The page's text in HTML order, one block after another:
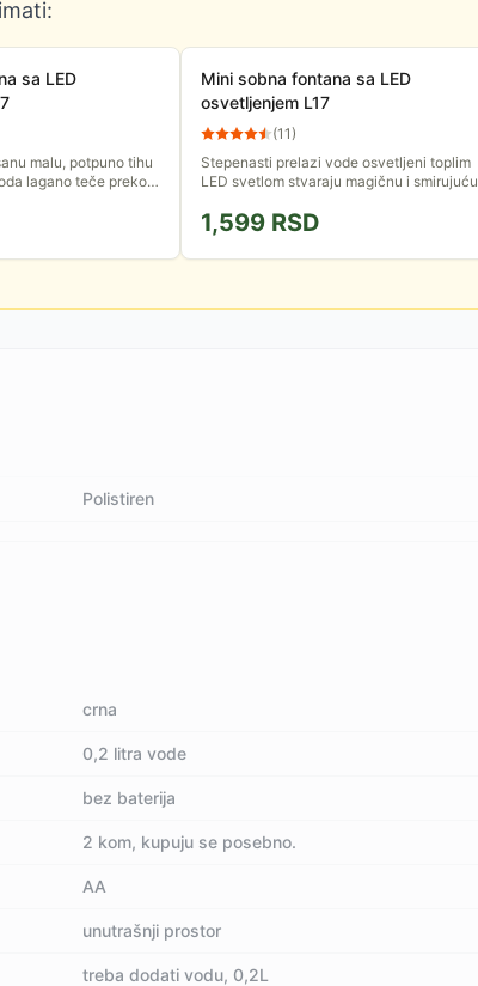
sa LED
malu, potpuno tihu
lagano teče preko
Mini sobna fontana sa LED
osvetljenjem L17
(11)
Stepenasti prelazi vode osvetljeni toplim
LED svetlom stvaraju magičnu i smirujuću
vašu dnevnu sobu,...
1,599 RSD
Polistiren
crna
0,2 litra vode
bez baterija
2 kom, kupuju se posebno.
AA
unutrašnji prostor
treba dodati vodu, 0,2L